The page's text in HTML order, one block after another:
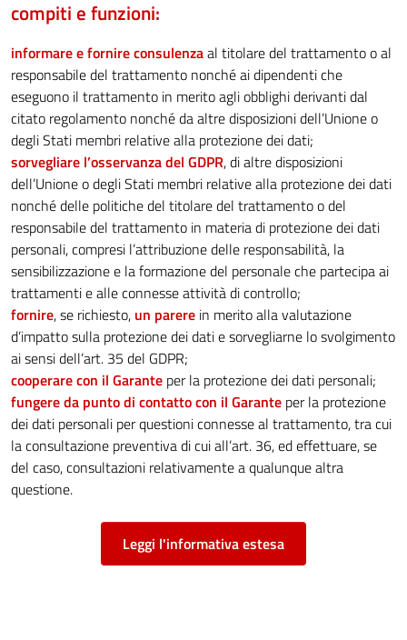
compiti e funzioni:
informare e fornire consulenzaal titolare del trattamento o al
responsabile del trattamento nonché ai dipendenti che
eseguono il trattamento in merito agli obblighi derivanti dal
citato regolamento nonché da altre disposizioni dell’Unione o
degli Stati membri relative alla protezione dei dati;
sorvegliare l’osservanza del GDPR, di altre disposizioni
dell’Unione o degli Stati membri relative alla protezione dei dati
nonché delle politiche del titolare del trattamento o del
responsabile del trattamento in materia di protezione dei dati
personali, compresi l’attribuzione delle responsabilità, la
sensibilizzazione e la formazione del personale che partecipa ai
trattamenti e alle connesse attività di controllo;
fornire, se richiesto, un parere in merito alla valutazione
d’impatto sulla protezione dei dati e sorvegliarne lo svolgimento
ai sensi dell’art. 35 del GDPR;
cooperare con il Garante per la protezione dei dati personali;
fungere da punto di contatto con il Garante per la protezione
dei dati personali per questioni connesse al trattamento, tra cui
la consultazione preventiva di cui all’art. 36, ed effettuare, se
del caso, consultazioni relativamente a qualunque altra
questione.
Leggi l'informativa estesa